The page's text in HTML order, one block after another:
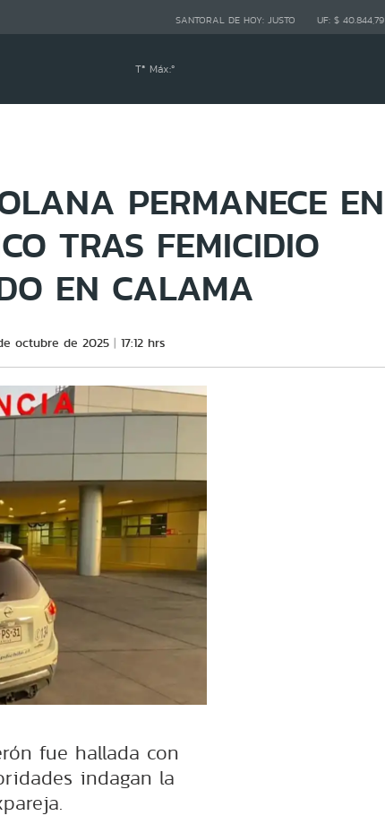
SANTORAL DE HOY: JUSTO UF: $ 40.844,79
Tª Máx:º
PERMANECE EN
TRAS FEMICIDIO
EN CALAMA
octubre de 2025 17:12 hrs
fue hallada con
indagan la